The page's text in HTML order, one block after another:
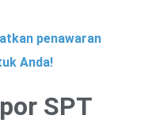
penawaran
Anda!
SPT